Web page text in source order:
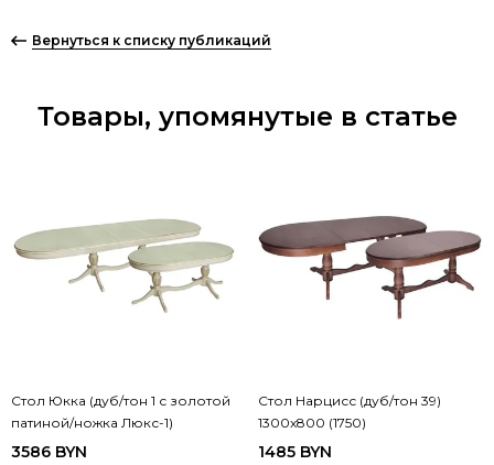
Вернуться к списку публикаций
Товары, упомянутые в статье
Стол Юкка (дуб/тон 1 с золотой
патиной/ножка Люкс-1)
1050х1700(2150/2600/3050)
3586 BYN
Стол Нарцисс (дуб/тон 39)
1300х800 (1750)
1485 BYN